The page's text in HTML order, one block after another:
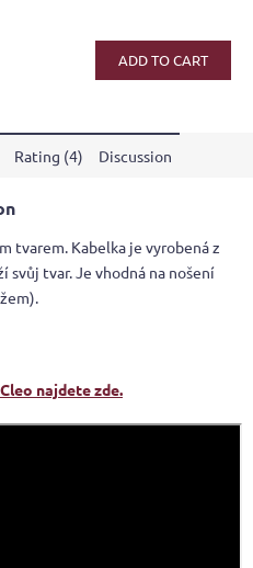
ADD TO CART
Rating (4) Discussion
tvarem. Kabelka je vyrobená z
svůj tvar. Je vhodná na nošení
najdete zde.